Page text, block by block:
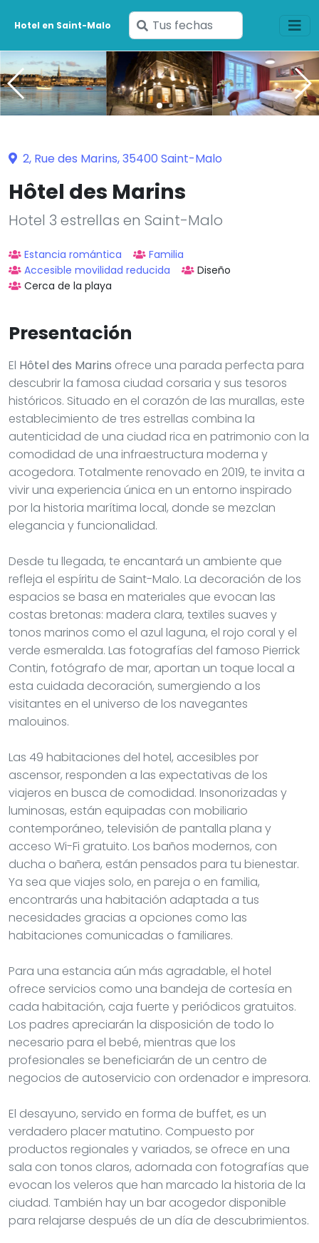
Hotel en Saint-Malo
Ingresa
tus
fechas
2, Rue des Marins, 35400 Saint-Malo
Hôtel des Marins
Hotel 3 estrellas en Saint-Malo
Estancia romántica
Familia
Accesible movilidad reducida
Diseño
Cerca de la playa
Presentación
El Hôtel des Marins ofrece una parada perfecta para
descubrir la famosa ciudad corsaria y sus tesoros
históricos. Situado en el corazón de las murallas, este
establecimiento de tres estrellas combina la
autenticidad de una ciudad rica en patrimonio con la
comodidad de una infraestructura moderna y
acogedora. Totalmente renovado en 2019, te invita a
vivir una experiencia única en un entorno inspirado
por la historia marítima local, donde se mezclan
elegancia y funcionalidad.
Desde tu llegada, te encantará un ambiente que
refleja el espíritu de Saint-Malo. La decoración de los
espacios se basa en materiales que evocan las
costas bretonas: madera clara, textiles suaves y
tonos marinos como el azul laguna, el rojo coral y el
verde esmeralda. Las fotografías del famoso Pierrick
Contin, fotógrafo de mar, aportan un toque local a
esta cuidada decoración, sumergiendo a los
visitantes en el universo de los navegantes
malouinos.
Las 49 habitaciones del hotel, accesibles por
ascensor, responden a las expectativas de los
viajeros en busca de comodidad. Insonorizadas y
luminosas, están equipadas con mobiliario
contemporáneo, televisión de pantalla plana y
acceso Wi-Fi gratuito. Los baños modernos, con
ducha o bañera, están pensados para tu bienestar.
Ya sea que viajes solo, en pareja o en familia,
encontrarás una habitación adaptada a tus
necesidades gracias a opciones como las
habitaciones comunicadas o familiares.
Para una estancia aún más agradable, el hotel
ofrece servicios como una bandeja de cortesía en
cada habitación, caja fuerte y periódicos gratuitos.
Los padres apreciarán la disposición de todo lo
necesario para el bebé, mientras que los
profesionales se beneficiarán de un centro de
negocios de autoservicio con ordenador e impresora.
El desayuno, servido en forma de buffet, es un
verdadero placer matutino. Compuesto por
productos regionales y variados, se ofrece en una
sala con tonos claros, adornada con fotografías que
evocan los veleros que han marcado la historia de la
ciudad. También hay un bar acogedor disponible
para relajarse después de un día de descubrimientos.